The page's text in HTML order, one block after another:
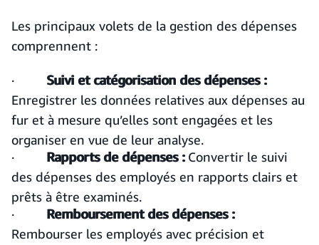
Les principaux volets de la gestion des dépenses
comprennent :
· Suivi et catégorisation des dépenses :
Enregistrer les données relatives aux dépenses au
fur et à mesure qu’elles sont engagées et les
organiser en vue de leur analyse.
· Rapports de dépenses :Convertir le suivi
des dépenses des employés en rapports clairs et
prêts à être examinés.
· Remboursement des dépenses :
Rembourser les employés avec précision et